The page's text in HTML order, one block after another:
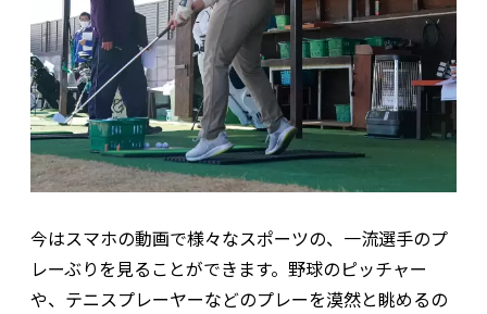
今はスマホの動画で様々なスポーツの、一流選手のプ
レーぶりを見ることができます。野球のピッチャー
や、テニスプレーヤーなどのプレーを漠然と眺めるの